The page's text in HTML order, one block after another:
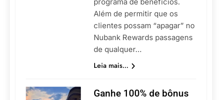
Além de permitir que os
clientes possam “apagar” no
Nubank Rewards passagens
de qualquer…
Leia mais...
Ganhe 100% de bônus